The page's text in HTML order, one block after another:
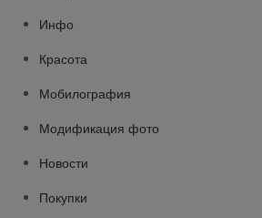
Инфо
Красота
Мобилография
Модификация фото
Новости
Покупки